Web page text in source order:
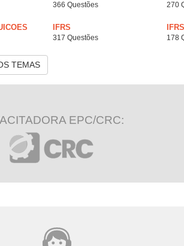
366 Questões 270
IFRS
317 Questões 178
TEMAS
EPC/CRC: